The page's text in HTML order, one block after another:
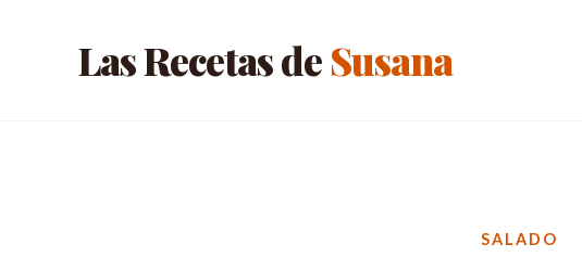
Las Recetas deSusana
SALADO